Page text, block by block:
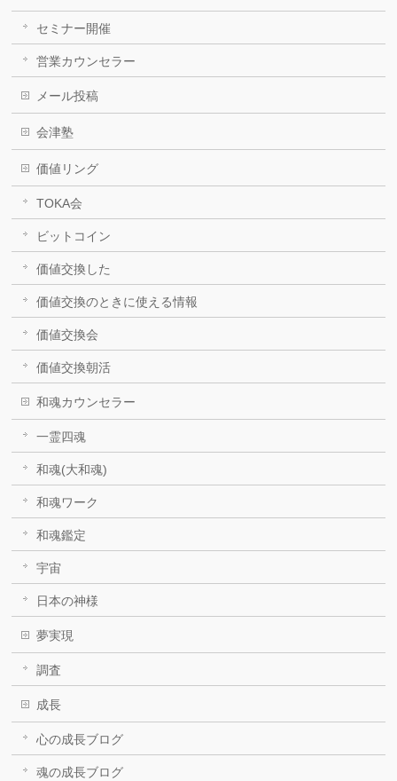
セミナー開催
営業カウンセラー
メール投稿
会津塾
価値リング
TOKA会
ビットコイン
価値交換した
価値交換のときに使える情報
価値交換会
価値交換朝活
和魂カウンセラー
一霊四魂
和魂(大和魂)
和魂ワーク
和魂鑑定
宇宙
日本の神様
夢実現
調査
成長
心の成長ブログ
魂の成長ブログ